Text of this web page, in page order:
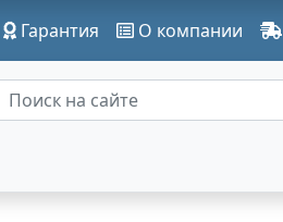
Гарантия О компании